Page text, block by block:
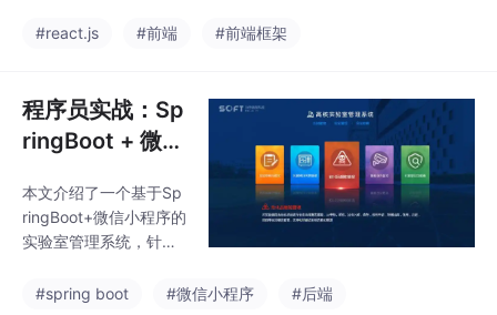
细节，为同类系统开发
能体系统协同混乱问
反馈）赋予智能体动态
任务适配能力；2）层级
指挥架构实现任务解耦
优化策略（并行执行、
错误重试、缓存优化）
提升性能与可靠性。该
智能客服等复杂任务场
#react.js #前端 #前端框架
程序员实战：Sp
ringBoot + 微信
室管理系统全栈
开发
本文介绍了一个基于Sp
ringBoot+微信小程序的
实验室管理系统，针对
预约混乱、耗材申领低
#spring boot #微信小程序 #后端